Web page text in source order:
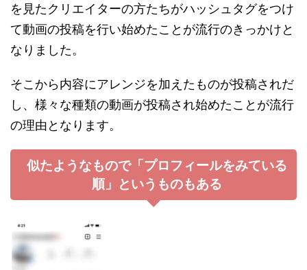
を見たクリエイターの方たちがハッシュタグをつけ
て動画の投稿を行い始めたことが流行のきっかけと
なりました。
そこから内容にアレンジを加えたものが投稿されだ
し、様々な種類の動画が投稿され始めたことが流行
の理由となります。
似たようなもので「プロフィールをみている
順」というものもある